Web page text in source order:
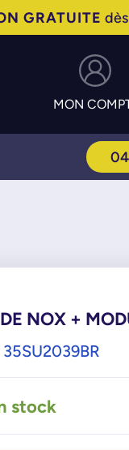
GRATUITE
MON
NOX +
35SU2039BR
stock